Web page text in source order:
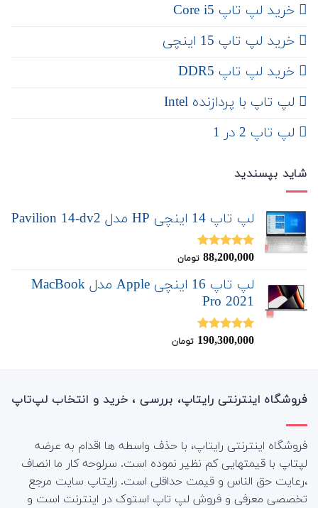
خرید لپ تاپ Core i5
‌‌ خرید لپ تاپ 15 اینچی
خرید لپ تاپ DDR5
لپ تاپ با پردازنده Intel
لپ تاپ 2 در 1
شاید بپسندید
لپ تاپ 14 اینچی HP مدل Pavilion 14-dv2
نمره5.00
88,200,000 تومان
لپ تاپ 16 اینچی Apple مدل MacBook
Pro 2021
نمره5.00
190,300,000 تومان
فروشگاه اینترنتی رایتاپ، بررسی ، خرید و انتخاب لپ‌تاپ
فروشگاه اینترنتی رایتاپ، با حذف واسطه ها اقدام به عرضه
لپتاپ با قیمتهایی کم نظیر نموده است. سرلوحه کار ما انصاف
،رعایت حق الناس و قیمت حداقلی است. رایتاپ سایت مرجع
تخصصی معرفی و فروش لپ تاپ استوک در اینترنت است و